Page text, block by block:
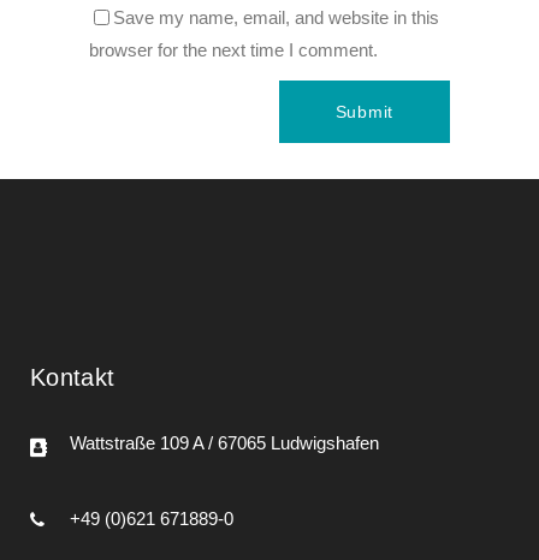
Save my name, email, and website in this
browser for the next time I comment.
Kontakt
Wattstraße 109 A / 67065 Ludwigshafen
+49 (0)621 671889-0